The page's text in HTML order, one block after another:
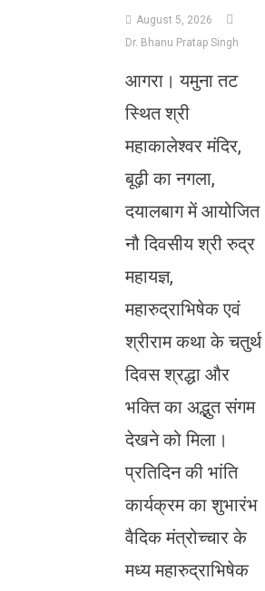
August 5, 2026
Dr. Bhanu Pratap Singh
आगरा। यमुना तट
स्थित श्री
महाकालेश्वर मंदिर,
बूढ़ी का नगला,
दयालबाग में आयोजित
नौ दिवसीय श्री रुद्र
महायज्ञ,
महारुद्राभिषेक एवं
श्रीराम कथा के चतुर्थ
दिवस श्रद्धा और
भक्ति का अद्भुत संगम
देखने को मिला।
प्रतिदिन की भांति
कार्यक्रम का शुभारंभ
वैदिक मंत्रोच्चार के
मध्य महारुद्राभिषेक